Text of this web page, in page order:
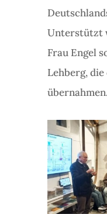
Unterstützt
Frau Engel
Lehberg,
übernahmen.